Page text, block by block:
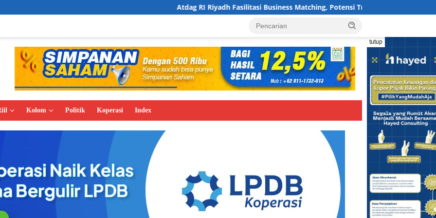
Atdag RI Riyadh Fasilitasi Business Matching, Potensi Transaksi Produk Terus Bertambah
tutup
Kolom Politik Koperasi Index